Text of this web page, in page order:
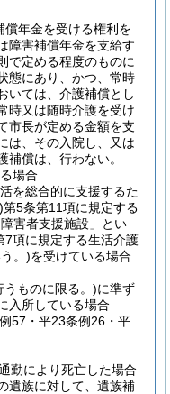
年金を受ける権利を
障害補償年金を支給す
で定める程度のものに
態にあり、かつ、常時
いては、介護補償とし
時又は随時介護を受け
市長が定める金額を支
は、その入院し、又は
補償は、行わない。
場合
を総合的に支援するた
第5条第11項に規定する
害者支援施設」とい
7項に規定する生活介護
。)を受けている場合
うものに限る。)に準ず
入所している場合
57・平23条例26・平
勤により死亡した場合
遺族に対して、遺族補